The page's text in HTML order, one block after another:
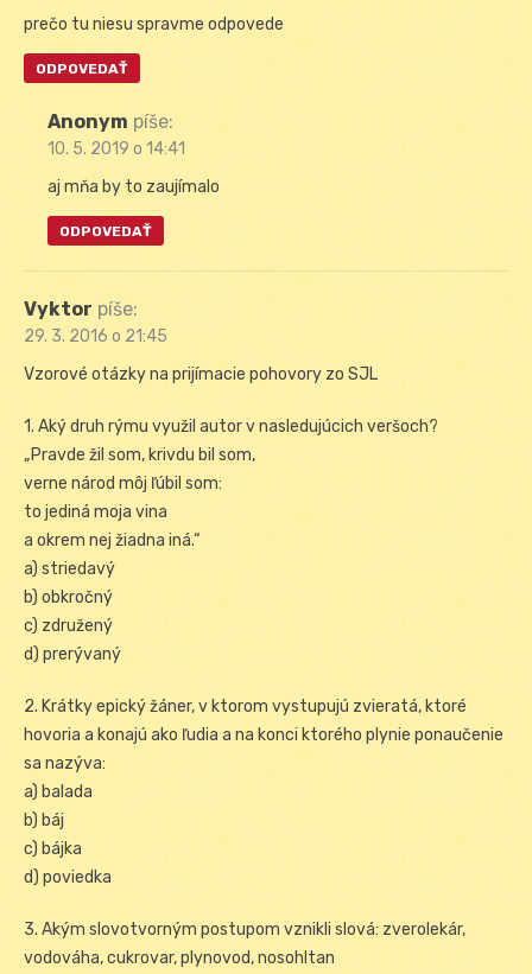
prečo tu niesu spravme odpovede
ODPOVEDAŤ
Anonym píše:
10. 5. 2019 o 14:41
aj mňa by to zaujímalo
ODPOVEDAŤ
Vyktor píše:
29. 3. 2016 o 21:45
Vzorové otázky na prijímacie pohovory zo SJL
1. Aký druh rýmu využil autor v nasledujúcich veršoch?
„Pravde žil som, krivdu bil som,
verne národ môj ľúbil som:
to jediná moja vina
a okrem nej žiadna iná.“
a) striedavý
b) obkročný
c) združený
d) prerývaný
2. Krátky epický žáner, v ktorom vystupujú zvieratá, ktoré
hovoria a konajú ako ľudia a na konci ktorého plynie ponaučenie
sa nazýva:
a) balada
b) báj
c) bájka
d) poviedka
3. Akým slovotvorným postupom vznikli slová: zverolekár,
vodováha, cukrovar, plynovod, nosohltan